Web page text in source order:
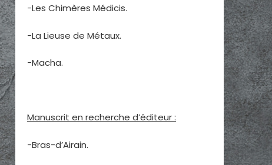
-Les Chimères Médicis.
-La Lieuse de Métaux.
-Macha.
Manuscrit en recherche d’éditeur :
-Bras-d’Airain.